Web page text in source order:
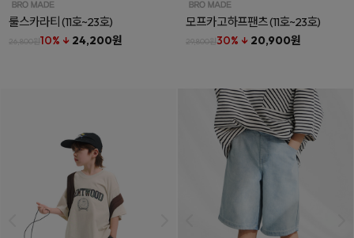
룰스카라티(11호~23호)
26,800원10% ↓ 24,200원
모프카고하프팬츠(11호~23호)
29,800원30% ↓ 20,900원